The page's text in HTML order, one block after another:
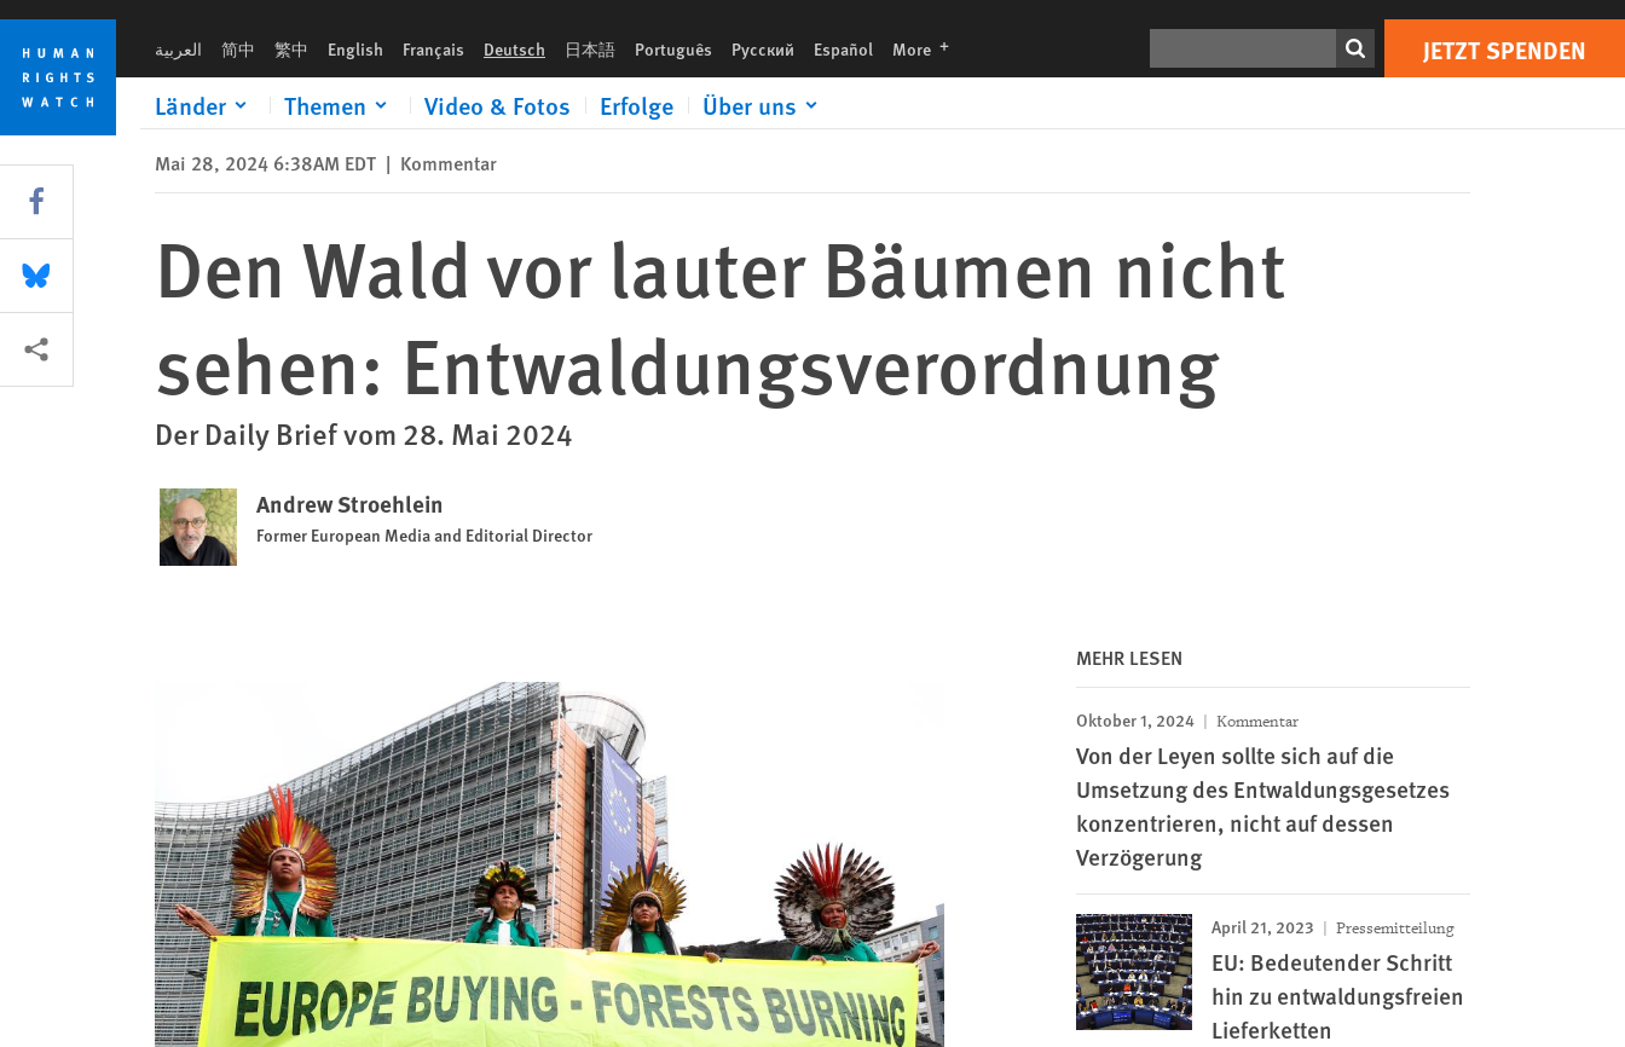
Skip
cookie
privacy
notice
Skip
main
content
العربية 简中 繁中 English Français Deutsch 日本語 Português Русский Español More languages JETZT SPENDEN
Länder Themen Video & Fotos Erfolge Über uns
Print JETZT SPENDEN
Mai 28, 2024 6:38AM EDT | Kommentar
Den Wald vor lauter Bäumen nicht
sehen: Entwaldungsverordnung
Der Daily Brief vom 28. Mai 2024
Andrew Stroehlein
Former European Media and Editorial Director
MEHR LESEN
Oktober 1, 2024 Kommentar
Von der Leyen sollte sich auf die
Umsetzung des Entwaldungsgesetzes
konzentrieren, nicht auf dessen
Verzögerung
April 21, 2023 Pressemitteilung
EU: Bedeutender Schritt
hin zu entwaldungsfreien
Lieferketten
Share this via Facebook
Share this via Bluesky
More sharing options